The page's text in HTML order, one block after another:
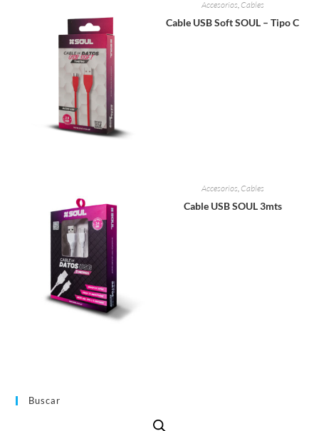
Accesorios Cables
Cable USB Soft SOUL – Tipo C
Accesorios Cables
Cable USB SOUL 3mts
Buscar